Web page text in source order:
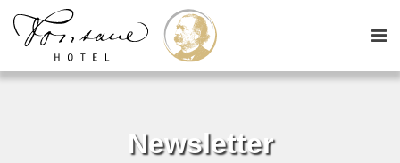
Newsletter